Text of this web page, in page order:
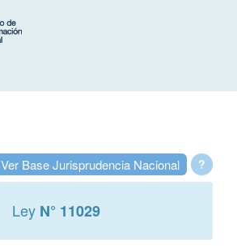
?
Ver Base Jurisprudencia Nacional
Ley N° 11029